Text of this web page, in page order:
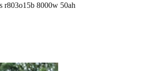
r803o15b 8000w 50ah